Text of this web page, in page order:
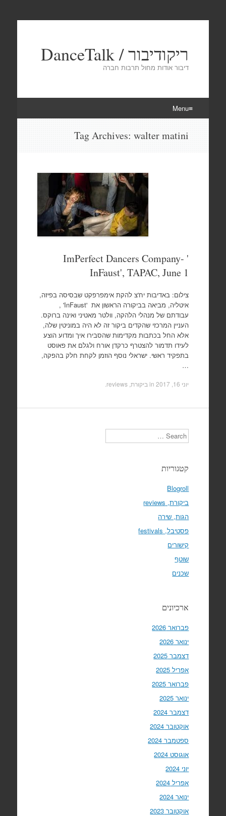
ריקודיבור / DanceTalk
דיבור אודות מחול תרבות חברה
Menu
Tag Archives:walter matini
ImPerfect Dancers Company- '
InFaust', TAPAC, June 1
צילום: באדיבות יח'צ להקת אימפרפקט שבסיסה בפיזה,
איטליה, מביאה בביקורה הראשון את 'InFaust' ,
עבודתם של מנהלי הלהקה, וולטר מאטיני ואינה ברוקס.
העניין המרכזי שהקדים ביקור זה לא היה במוניטין שלה,
אלא החל בכתבות מקדימות שהסבירו איך ומדוע הוצע
לעידו תדמור להצטרף כרקדן אורח ולגלם את פאוסט
בתפקיד ראשי. ישראלי נוסף הוזמן לקחת חלק בהפקה,
…
יוני 16, 2017 in ביקורת, reviews
Search
קטגוריות
Blogroll
ביקורת, reviews
הגות, שירה
פסטיבל, festivals
קישורים
שוטף
שכנים
ארכיונים
פברואר 2026
ינואר 2026
דצמבר 2025
אפריל 2025
פברואר 2025
ינואר 2025
דצמבר 2024
אוקטובר 2024
ספטמבר 2024
אוגוסט 2024
יוני 2024
אפריל 2024
ינואר 2024
אוקטובר 2023